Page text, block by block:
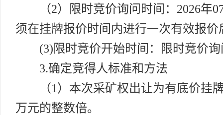
（2）限时竞价询问时间：2026年
须在挂牌报价时间内进行一次有效报
(3)限时竞价开始时间：限时竞价
3.确定竞得人标准和方法
（1）本次采矿权出让为有底价挂
万元的整数倍。